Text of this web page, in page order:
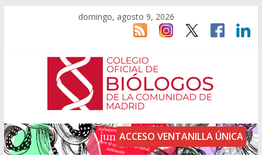
domingo, agosto 9, 2026
ACCESO VENTANILLA ÚNICA